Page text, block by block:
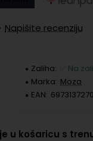
Napišite recenziju
Zaliha:
✅ Na
Marka: Moza
EAN:
u košaricu s